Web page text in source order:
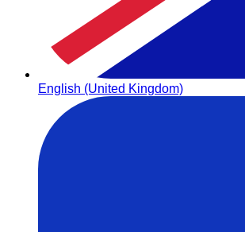
English (United Kingdom)